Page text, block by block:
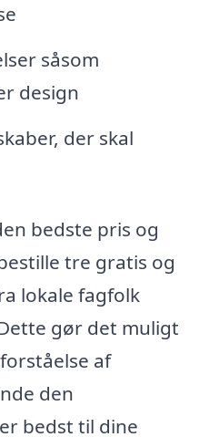
såsom
design
der skal
bedste pris og
tre gratis og
lokale fagfolk
gør det muligt
af
den
bedst til dine